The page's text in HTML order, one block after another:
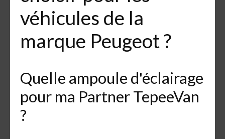
véhicules de la
marque Peugeot ?
Quelle ampoule d'éclairage
pour ma Partner TepeeVan
?